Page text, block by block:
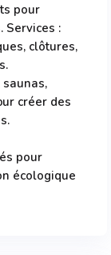
pour
Services :
clôtures,
créer des
pour
écologique